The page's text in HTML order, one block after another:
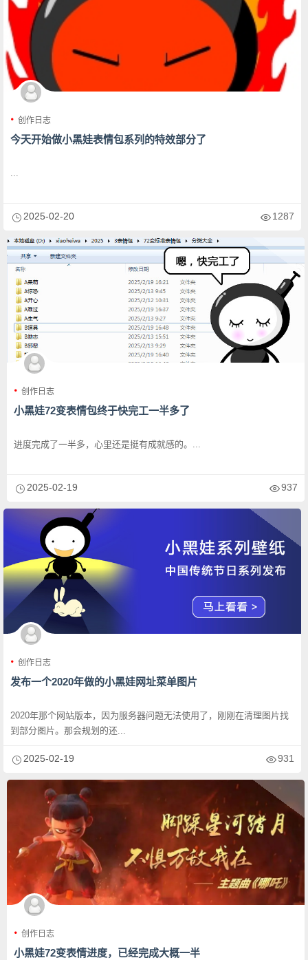
创作日志
今天开始做小黑娃表情包系列的特效部分了
...
2025-02-20 1287
创作日志
小黑娃72变表情包终于快完工一半多了
进度完成了一半多，心里还是挺有成就感的。...
2025-02-19 937
创作日志
发布一个2020年做的小黑娃网址菜单图片
2020年那个网站版本，因为服务器问题无法使用了，刚刚在清理图片找
到部分图片。那会规划的还...
2025-02-19 931
创作日志
小黑娃72变表情进度，已经完成大概一半